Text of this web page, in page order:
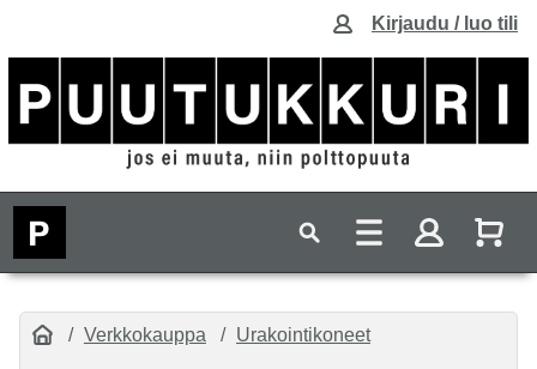
Kirjaudu / luo tili
Verkkokauppa Urakointikoneet